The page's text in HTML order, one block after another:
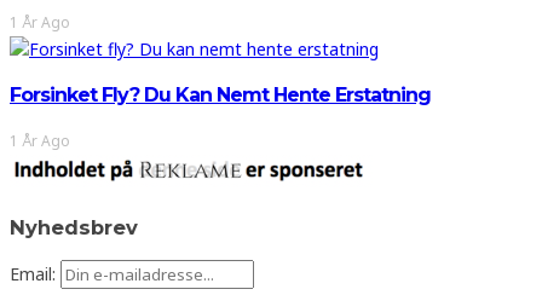
1 År Ago
Forsinket Fly? Du Kan Nemt Hente Erstatning
1 År Ago
Nyhedsbrev
Email: